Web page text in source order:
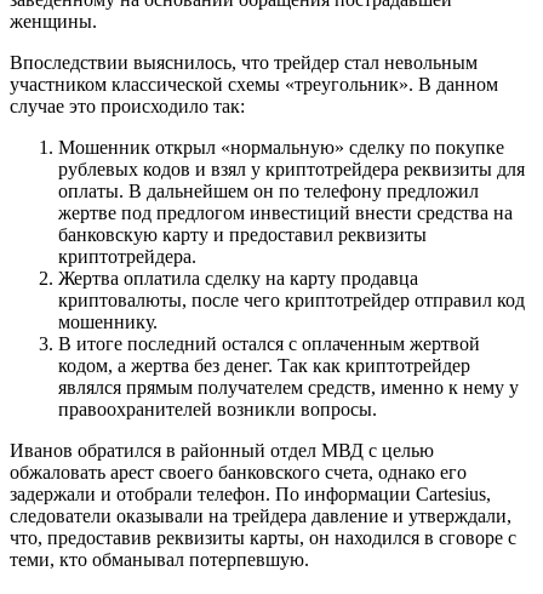
женщины.
Впоследствии выяснилось, что трейдер стал невольным
участником классической схемы «треугольник». В данном
случае это происходило так:
Мошенник открыл «нормальную» сделку по покупке
рублевых кодов и взял у криптотрейдера реквизиты для
оплаты. В дальнейшем он по телефону предложил
жертве под предлогом инвестиций внести средства на
банковскую карту и предоставил реквизиты
криптотрейдера.
Жертва оплатила сделку на карту продавца
криптовалюты, после чего криптотрейдер отправил код
мошеннику.
В итоге последний остался с оплаченным жертвой
кодом, а жертва без денег. Так как криптотрейдер
являлся прямым получателем средств, именно к нему у
правоохранителей возникли вопросы.
Иванов обратился в районный отдел МВД с целью
обжаловать арест своего банковского счета, однако его
задержали и отобрали телефон. По информации Cartesius,
следователи оказывали на трейдера давление и утверждали,
что, предоставив реквизиты карты, он находился в сговоре с
теми, кто обманывал потерпевшую.